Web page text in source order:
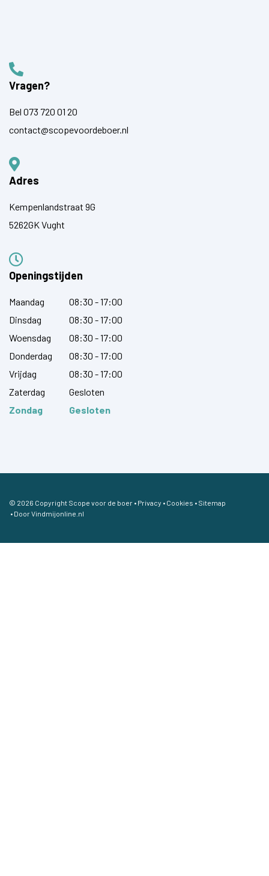
Vragen?
Bel 073 720 01 20
contact@scopevoordeboer.nl
Adres
Kempenlandstraat 9G
5262GK Vught
Openingstijden
Maandag
08:30 - 17:00
Dinsdag
08:30 - 17:00
Woensdag
08:30 - 17:00
Donderdag
08:30 - 17:00
Vrijdag
08:30 - 17:00
Zaterdag
Gesloten
Zondag
Gesloten
© 2026 Copyright Scope voor de boer • Privacy • Cookies • Sitemap
• DoorVindmijonline.nl